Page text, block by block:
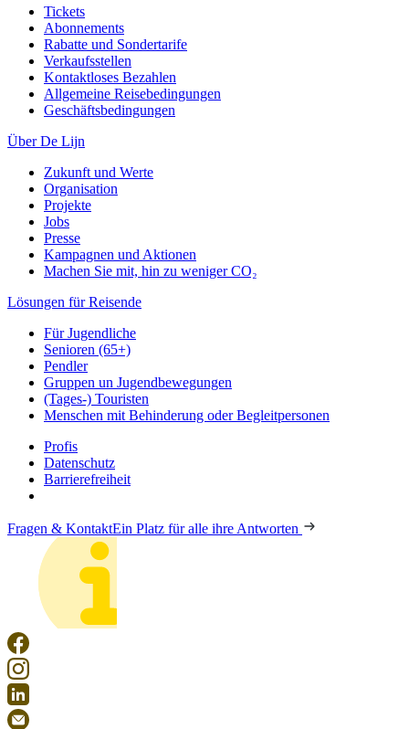
Tickets
Abonnements
Rabatte und Sondertarife
Verkaufsstellen
Kontaktloses Bezahlen
Allgemeine Reisebedingungen
Geschäftsbedingungen
Über De Lijn
Zukunft und Werte
Organisation
Projekte
Jobs
Presse
Kampagnen und Aktionen
Machen Sie mit, hin zu weniger CO₂
Lösungen für Reisende
Für Jugendliche
Senioren (65+)
Pendler
Gruppen un Jugendbewegungen
(Tages-) Touristen
Menschen mit Behinderung oder Begleitpersonen
Profis
Datenschutz
Barrierefreiheit
Fragen & KontaktEin Platz für alle ihre Antworten